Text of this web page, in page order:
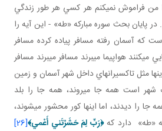
فراموش نمي کنم هر کسي هر طور زندگي
پايان بحث سوره مبارکه «طه» - اين آيه را
که آسمان رفته مسافر پياده کرده مسافر
مي کنند هواپيما مي برند مسافر مي برند مسافر
مثل تاکسيران هاي داخل شهر آسمان و زمين
شهر است همه جا مي روند، همه جا را بلد
جا را ديدند، اما اينها کور محشور مي شوند،
«طه» دارد که﴿رَبِّ لِمَ حَشَرْتَني‏ أَعْمي‏﴾[26]